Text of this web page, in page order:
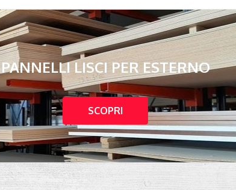
PANNELLI LISCI PER ESTERNO
SCOPRI